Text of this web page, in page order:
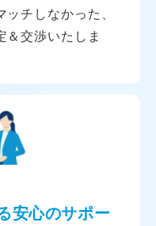
チしなかった、
＆交渉いたしま
安心のサポー